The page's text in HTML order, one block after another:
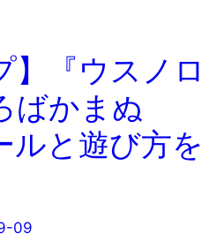
】『ウスノロ
ばかまぬ
ルと遊び方を
09